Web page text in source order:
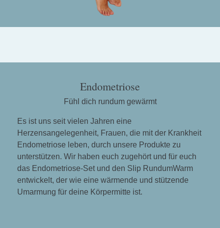
Endometriose
Fühl dich rundum gewärmt
Es ist uns seit vielen Jahren eine
Herzensangelegenheit, Frauen, die mit der Krankheit
Endometriose leben, durch unsere Produkte zu
unterstützen. Wir haben euch zugehört und für euch
das Endometriose-Set und den Slip RundumWarm
entwickelt, der wie eine wärmende und stützende
Umarmung für deine Körpermitte ist.